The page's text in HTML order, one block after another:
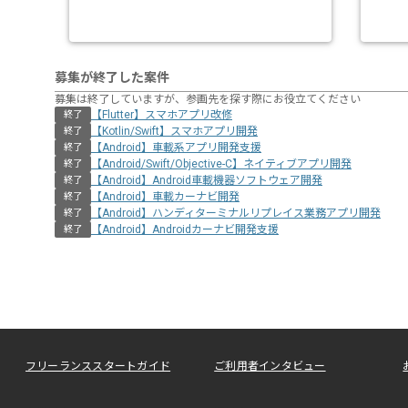
募集が終了した案件
募集は終了していますが、参画先を探す際にお役立てください
終了 【Flutter】スマホアプリ改修
終了 【Kotlin/Swift】スマホアプリ開発
終了 【Android】車載系アプリ開発支援
終了 【Android/Swift/Objective-C】ネイティブアプリ開発
終了 【Android】Android車載機器ソフトウェア開発
終了 【Android】車載カーナビ開発
終了 【Android】ハンディターミナルリプレイス業務アプリ開発
終了 【Android】Androidカーナビ開発支援
フリーランススタートガイド ご利用者インタビュー